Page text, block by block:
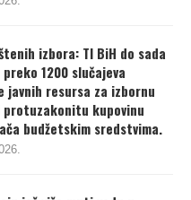
izbora: TI BiH do sada
1200 slučajeva
javnih resursa za izbornu
protuzakonitu kupovinu
budžetskim sredstvima.